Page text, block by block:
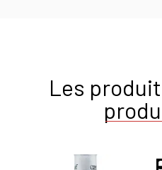
Les